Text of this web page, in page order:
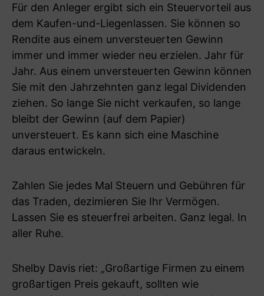
Für den Anleger ergibt sich ein Steuervorteil aus
dem Kaufen-und-Liegenlassen. Sie können so
Rendite aus einem unversteuerten Gewinn
immer und immer wieder neu erzielen. Jahr für
Jahr. Aus einem unversteuerten Gewinn können
Sie mit den Jahrzehnten ganz legal Dividenden
ziehen. So lange Sie nicht verkaufen, so lange
bleibt der Gewinn (auf dem Papier)
unversteuert. Es kann sich eine Maschine
daraus entwickeln.
Zahlen Sie jedes Mal Steuern und Gebühren für
das Traden, dezimieren Sie Ihr Vermögen.
Lassen Sie es steuerfrei arbeiten. Ganz legal. In
aller Ruhe.
Shelby Davis riet: „Großartige Firmen zu einem
großartigen Preis gekauft, sollten wie